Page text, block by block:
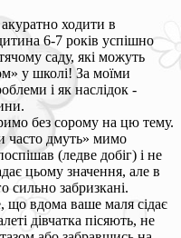
ходити в
6-7 років успішно
саду, які можуть
у школі! За моїми
і як наслідок -
без сорому на цю тему.
часто дмуть» мимо
(ледве добіг) і не
цьому значення, але в
сильно забризкані.
що вдома ваше маля сідає
дівчатка пісяють, не